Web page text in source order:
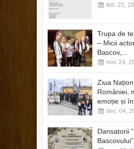
feb. 22,
Trupa de
– Micii
Bascov,...
nov. 24,
Ziua
României,
emoție și
dec. 04,
Dansatorii